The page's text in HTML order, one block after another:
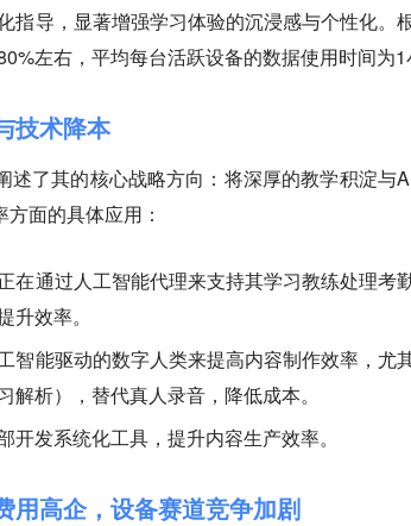
指导，显著增强学习体验的沉浸感与个性化。
左右，平均每台活跃设备的数据使用时间为
技术降本
述了其的核心战略方向：将深厚的教学积淀与
面的具体应用：
在通过人工智能代理来支持其学习教练处理考
升效率。
智能驱动的数字人类来提高内容制作效率，尤
解析），替代真人录音，降低成本。
开发系统化工具，提升内容生产效率。
用高企，设备赛道竞争加剧